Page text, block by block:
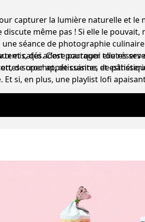
capturer la lumière naturelle et le
même pas ! Si elle le pouvait,
séance de photographie
et cafés. C’est pourquoi elle
super appétissantes et
qui adore partager toutes ses
de crochet, de cuisine, de
si, en plus, une playlist lofi
de rêve pour elle.